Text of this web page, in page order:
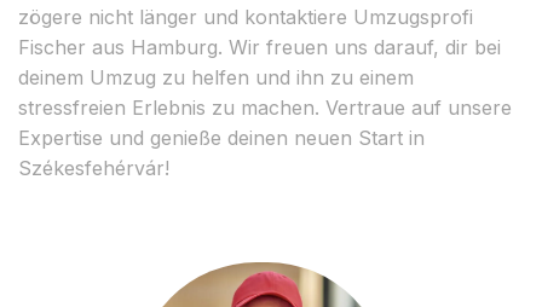
zögere nicht länger und kontaktiere Umzugsprofi
Fischer aus Hamburg. Wir freuen uns darauf, dir bei
deinem Umzug zu helfen und ihn zu einem
stressfreien Erlebnis zu machen. Vertraue auf unsere
Expertise und genieße deinen neuen Start in
Székesfehérvár!